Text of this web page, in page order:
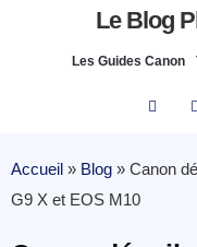
Le Blog
Les Guides Canon
Accueil » Blog » Canon
G9 X et EOS M10